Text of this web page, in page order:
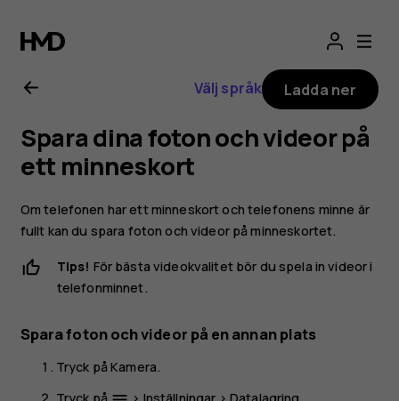
för
Nokia
6.2
Välj språk Ladda ner
Spara dina foton och videor på
ett minneskort
Om telefonen har ett minneskort och telefonens minne är
fullt kan du spara foton och videor på minneskortet.
Tips! För bästa videokvalitet bör du spela in videor i
telefonminnet.
Spara foton och videor på en annan plats
Tryck påKamera.